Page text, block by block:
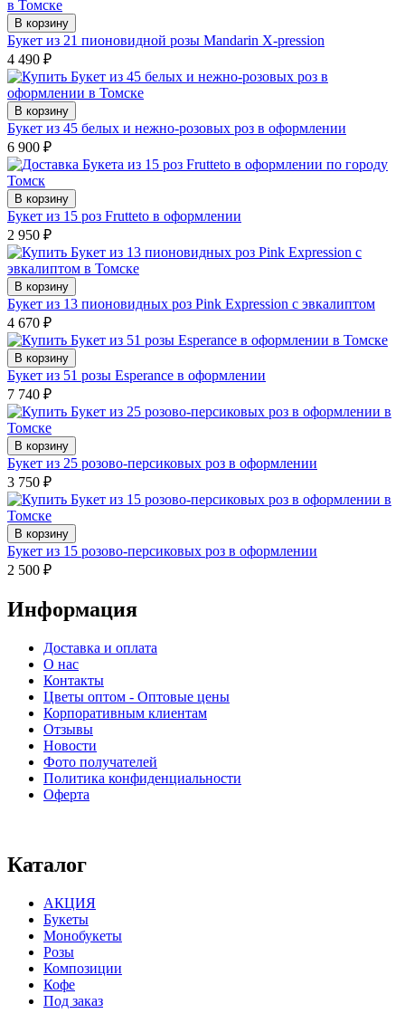
В корзину
Букет из 21 пионовидной розы Mandarin X-pression
4 490 ₽
В корзину
Букет из 45 белых и нежно-розовых роз в оформлении
6 900 ₽
В корзину
Букет из 15 роз Frutteto в оформлении
2 950 ₽
В корзину
Букет из 13 пионовидных роз Pink Expression с эвкалиптом
4 670 ₽
В корзину
Букет из 51 розы Esperance в оформлении
7 740 ₽
В корзину
Букет из 25 розово-персиковых роз в оформлении
3 750 ₽
В корзину
Букет из 15 розово-персиковых роз в оформлении
2 500 ₽
Информация
Доставка и оплата
О нас
Контакты
Цветы оптом - Оптовые цены
Корпоративным клиентам
Отзывы
Новости
Фото получателей
Политика конфиденциальности
Оферта
Каталог
АКЦИЯ
Букеты
Монобукеты
Розы
Композиции
Кофе
Под заказ